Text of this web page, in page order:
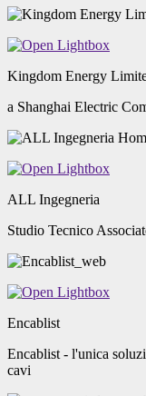
Kingdom Energy
a Shanghai Electric
ALL Ingegneria
Studio Tecnico
Encablist
Encablist - l'unica
cavi